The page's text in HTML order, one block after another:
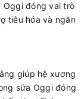
Oggi đóng vai trò
tiêu hóa và ngăn
giúp hệ xương
sữa Oggi đóng